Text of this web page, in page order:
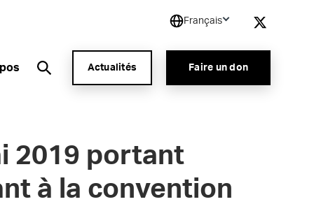
Français
Actualités Faire un don
2019 portant
à la convention